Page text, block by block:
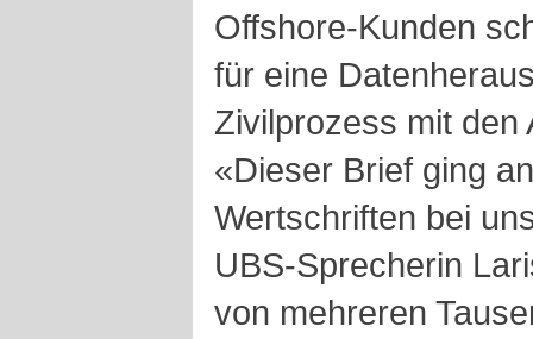
Offshore-Kunden
für eine
Zivilprozess mit den
«Dieser Brief ging
Wertschriften bei
UBS-Sprecherin
von mehreren